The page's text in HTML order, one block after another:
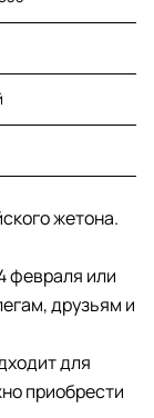
жетона.
февраля или
друзьям и
для
приобрести